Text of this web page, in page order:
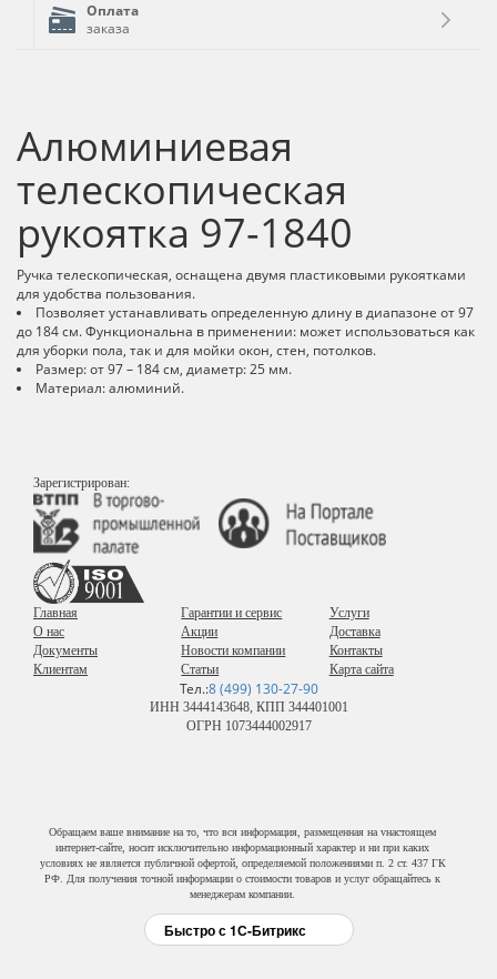
Оплата
заказа
Алюминиевая
телескопическая
рукоятка 97-1840
Ручка телескопическая, оснащена двумя пластиковыми рукоятками
для удобства пользования.
Позволяет устанавливать определенную длину в диапазоне от 97
до 184 см. Функциональна в применении: может использоваться как
для уборки пола, так и для мойки окон, стен, потолков.
Размер: от 97 – 184 см, диаметр: 25 мм.
Материал: алюминий.
Зарегистрирован:
Главная
О нас
Документы
Клиентам
Гарантии и сервис
Акции
Новости компании
Статьи
Услуги
Доставка
Контакты
Карта сайта
Тел.:8 (499) 130-27-90
ИНН 3444143648, КПП 344401001
ОГРН 1073444002917
Обращаем ваше внимание на то, что вся информация, размещенная на vнастоящем
интернет-сайте, носит исключительно информационный характер и ни при каких
условиях не является публичной офертой, определяемой положениями п. 2 ст. 437 ГК
РФ. Для получения точной информации о стоимости товаров и услуг обращайтесь к
менеджерам компании.
Быстро с 1С-Битрикс